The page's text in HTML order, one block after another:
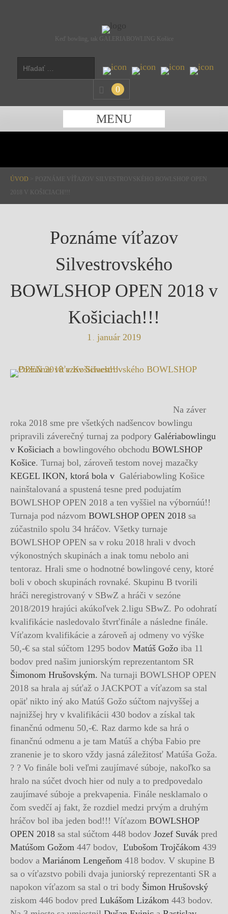
Keď bowling, tak GALERIABOWLING Košice
0
MENU
ÚVOD
POZNÁME VÍŤAZOV SILVESTROVSKÉHO BOWLSHOP OPEN
2018 V KOŠICIACH!!!
Poznáme víťazov
Silvestrovského
BOWLSHOP OPEN 2018 v
Košiciach!!!
1 . január 2019
Na záver
roka 2018 sme pre všetkých nadšencov bowlingu
pripravili záverečný turnaj za podpory Galériabowlingu
v Košiciach a bowlingového obchodu BOWLSHOP
Košice. Turnaj bol, zároveň testom novej mazačky
KEGEL IKON, ktorá bola v Galériabowling Košice
nainštalovaná a spustená tesne pred podujatím
BOWLSHOP OPEN 2018 a ten vyššiel na výbornúú!!
Turnaja pod názvom BOWLSHOP OPEN 2018 sa
zúčastnilo spolu 34 hráčov. Všetky turnaje
BOWLSHOP OPEN sa v roku 2018 hrali v dvoch
výkonostných skupinách a inak tomu nebolo ani
tentoraz. Hrali sme o hodnotné bowlingové ceny, ktoré
boli v oboch skupinách rovnaké. Skupinu B tvorili
hráči neregistrovaný v SBwZ a hráči v sezóne
2018/2019 hrajúci akúkoľvek 2.ligu SBwZ. Po odohratí
kvalifikácie nasledovalo štvrťfinále a následne finále.
Víťazom kvalifikácie a zároveň aj odmeny vo výške
50,-€ sa stal súčtom 1295 bodov Matúš Gožo iba 11
bodov pred našim juniorským reprezentantom SR
Šimonom Hrušovským. Na turnaji BOWLSHOP OPEN
2018 sa hrala aj súťaž o JACKPOT a víťazom sa stal
opäť nikto iný ako Matúš Gožo súčtom najvyššej a
najnižšej hry v kvalifikácii 430 bodov a získal tak
finančnú odmenu 50,-€. Raz darmo kde sa hrá o
finančnú odmenu a je tam Matúš a chýba Fabio pre
zranenie je to skoro vždy jasná záležitosť Matúša Goža.
? ? Vo finále boli veľmi zaujímavé súboje, nakoľko sa
hralo na súčet dvoch hier od nuly a to predpovedalo
zaujímavé súboje a prekvapenia. Finále nesklamalo o
čom svedčí aj fakt, že rozdiel medzi prvým a druhým
hráčov bol iba jeden bod!!! Víťazom BOWLSHOP
OPEN 2018 sa stal súčtom 448 bodov Jozef Suvák pred
Matúšom Gožom 447 bodov, Ľubošom Trojčákom 439
bodov a Mariánom Lengeňom 418 bodov. V skupine B
sa o víťazstvo pobili dvaja juniorský reprezentanti SR a
napokon víťazom sa stal o tri body Šimon Hrušovský
ziskom 446 bodov pred Lukášom Lizákom 443 bodov.